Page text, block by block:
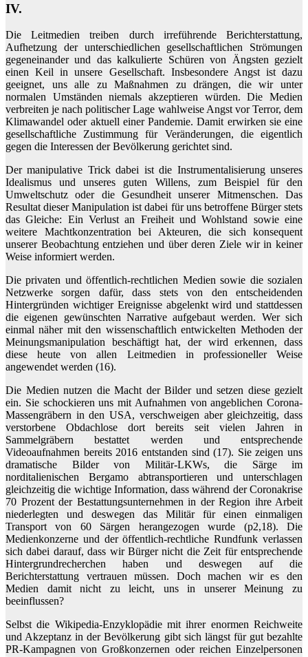
IV.
Die Leitmedien treiben durch irreführende Berichterstattung,
Aufhetzung der unterschiedlichen gesellschaftlichen Strömungen
gegeneinander und das kalkulierte Schüren von Ängsten gezielt
einen Keil in unsere Gesellschaft. Insbesondere Angst ist dazu
geeignet, uns alle zu Maßnahmen zu drängen, die wir unter
normalen Umständen niemals akzeptieren würden. Die Medien
verbreiten je nach politischer Lage wahlweise Angst vor Terror, dem
Klimawandel oder aktuell einer Pandemie. Damit erwirken sie eine
gesellschaftliche Zustimmung für Veränderungen, die eigentlich
gegen die Interessen der Bevölkerung gerichtet sind.
Der manipulative Trick dabei ist die Instrumentalisierung unseres
Idealismus und unseres guten Willens, zum Beispiel für den
Umweltschutz oder die Gesundheit unserer Mitmenschen. Das
Resultat dieser Manipulation ist dabei für uns betroffene Bürger stets
das Gleiche: Ein Verlust an Freiheit und Wohlstand sowie eine
weitere Machtkonzentration bei Akteuren, die sich konsequent
unserer Beobachtung entziehen und über deren Ziele wir in keiner
Weise informiert werden.
Die privaten und öffentlich-rechtlichen Medien sowie die sozialen
Netzwerke sorgen dafür, dass stets von den entscheidenden
Hintergründen wichtiger Ereignisse abgelenkt wird und stattdessen
die eigenen gewünschten Narrative aufgebaut werden. Wer sich
einmal näher mit den wissenschaftlich entwickelten Methoden der
Meinungsmanipulation beschäftigt hat, der wird erkennen, dass
diese heute von allen Leitmedien in professioneller Weise
angewendet werden (16).
Die Medien nutzen die Macht der Bilder und setzen diese gezielt
ein. Sie schockieren uns mit Aufnahmen von angeblichen Corona-
Massengräbern in den USA, verschweigen aber gleichzeitig, dass
verstorbene Obdachlose dort bereits seit vielen Jahren in
Sammelgräbern bestattet werden und entsprechende
Videoaufnahmen bereits 2016 entstanden sind (17). Sie zeigen uns
dramatische Bilder von Militär-LKWs, die Särge im
norditalienischen Bergamo abtransportieren und unterschlagen
gleichzeitig die wichtige Information, dass während der Coronakrise
70 Prozent der Bestattungsunternehmen in der Region ihre Arbeit
niederlegten und deswegen das Militär für einen einmaligen
Transport von 60 Särgen herangezogen wurde (p2,18). Die
Medienkonzerne und der öffentlich-rechtliche Rundfunk verlassen
sich dabei darauf, dass wir Bürger nicht die Zeit für entsprechende
Hintergrundrecherchen haben und deswegen auf die
Berichterstattung vertrauen müssen. Doch machen wir es den
Medien damit nicht zu leicht, uns in unserer Meinung zu
beeinflussen?
Selbst die Wikipedia-Enzyklopädie mit ihrer enormen Reichweite
und Akzeptanz in der Bevölkerung gibt sich längst für gut bezahlte
PR-Kampagnen von Großkonzernen oder reichen Einzelpersonen